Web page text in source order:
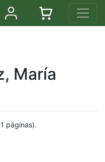
María
páginas).